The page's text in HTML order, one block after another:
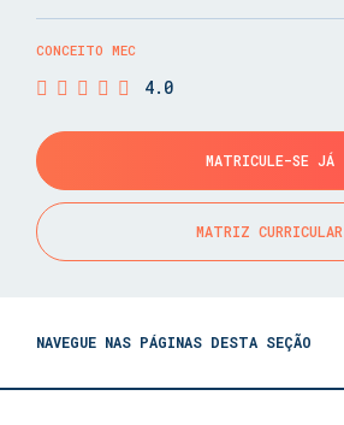
CONCEITO MEC
4.0
MATRICULE-SE JÁ
MATRIZ CURRICULAR
NAVEGUE NAS PÁGINAS DESTA SEÇÃO